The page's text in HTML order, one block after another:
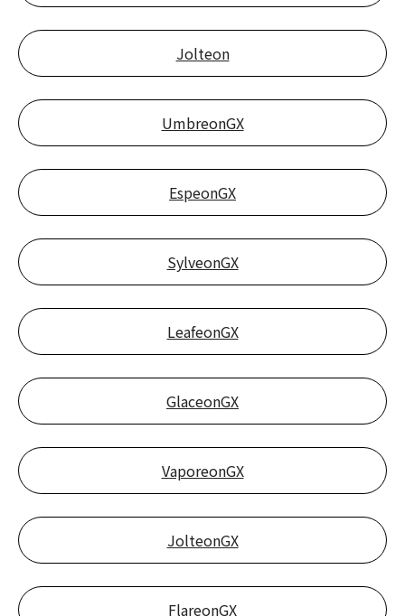
Jolteon
UmbreonGX
EspeonGX
SylveonGX
LeafeonGX
GlaceonGX
VaporeonGX
JolteonGX
FlareonGX